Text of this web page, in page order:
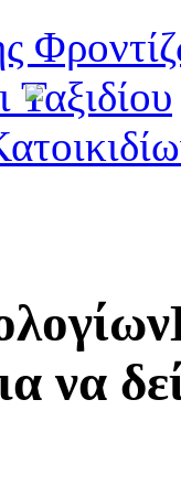
Ταξιδίου
να